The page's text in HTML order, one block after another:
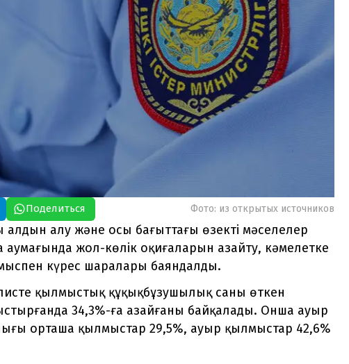
Поделиться Фото: из открытых источников
алу және осы бағыттағы өзекті мәселелер
жол-көлік оқиғаларын азайту, кәмелетке
күрес шаралары баяндалды.
қылмыстық құқықбұзушылық саны өткен
34,3%-ға азайғаны байқалады. Онша ауыр
орташа қылмыстар 29,5%, ауыр қылмыстар 42,6%